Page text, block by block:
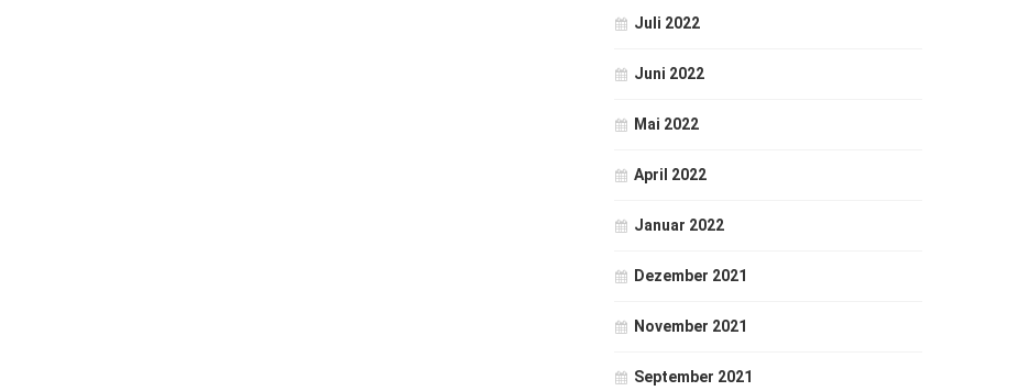
Juli 2022
Juni 2022
Mai 2022
April 2022
Januar 2022
Dezember 2021
November 2021
September 2021